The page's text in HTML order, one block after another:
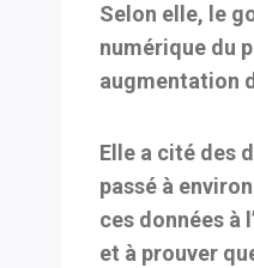
Selon elle, le
numérique du
augmentation
Elle a cité des
passé à
ces données à
et à prouver